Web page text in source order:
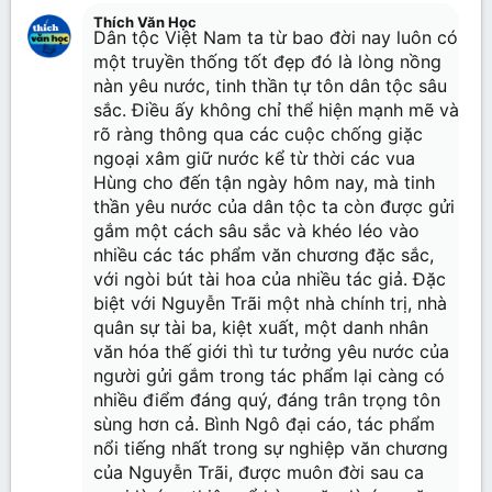
26
Trebuchet MS
Verdana
Thích Văn Học
Dân tộc Việt Nam ta từ bao đời nay luôn có
một truyền thống tốt đẹp đó là lòng nồng
nàn yêu nước, tinh thần tự tôn dân tộc sâu
sắc. Điều ấy không chỉ thể hiện mạnh mẽ và
rõ ràng thông qua các cuộc chống giặc
ngoại xâm giữ nước kể từ thời các vua
Hùng cho đến tận ngày hôm nay, mà tinh
thần yêu nước của dân tộc ta còn được gửi
gắm một cách sâu sắc và khéo léo vào
nhiều các tác phẩm văn chương đặc sắc,
với ngòi bút tài hoa của nhiều tác giả. Đặc
biệt với Nguyễn Trãi một nhà chính trị, nhà
quân sự tài ba, kiệt xuất, một danh nhân
văn hóa thế giới thì tư tưởng yêu nước của
người gửi gắm trong tác phẩm lại càng có
nhiều điểm đáng quý, đáng trân trọng tôn
sùng hơn cả. Bình Ngô đại cáo, tác phẩm
nổi tiếng nhất trong sự nghiệp văn chương
của Nguyễn Trãi, được muôn đời sau ca